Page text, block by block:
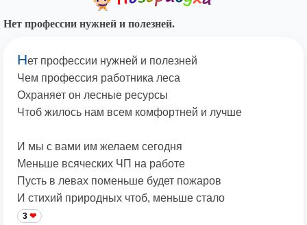
Нет профессии нужней и полезней.
Нет профессии нужней и полезней
Чем профессия работника леса
Охраняет он лесные ресурсы
Чтоб жилось нам всем комфортней и лучше
И мы с вами им желаем сегодня
Меньше всяческих ЧП на работе
Пусть в левах поменьше будет пожаров
И стихий природных чтоб, меньше стало
3